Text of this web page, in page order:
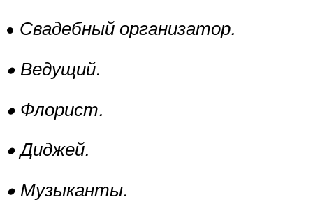
• Свадебный организатор.
• Ведущий.
• Флорист.
• Диджей.
• Музыканты.